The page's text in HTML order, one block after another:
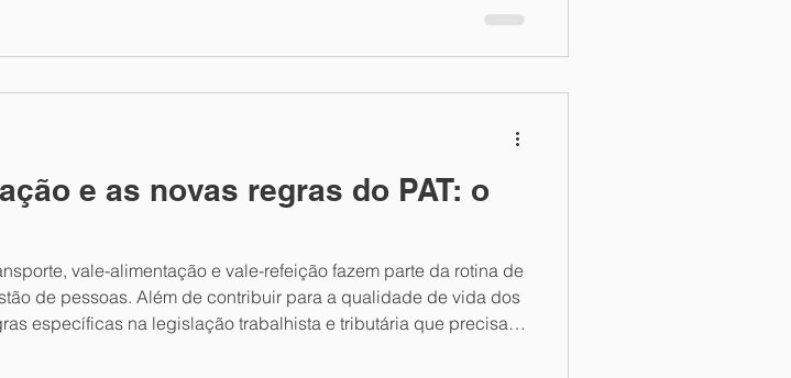
e as novas regras do PAT: o
vale-alimentação e vale-refeição fazem parte da rotina de
de pessoas. Além de contribuir para a qualidade de vida dos
específicas na legislação trabalhista e tributária que precisam